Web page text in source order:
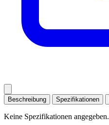
Beschreibung Spezifikationen
Keine Spezifikationen angegeben.